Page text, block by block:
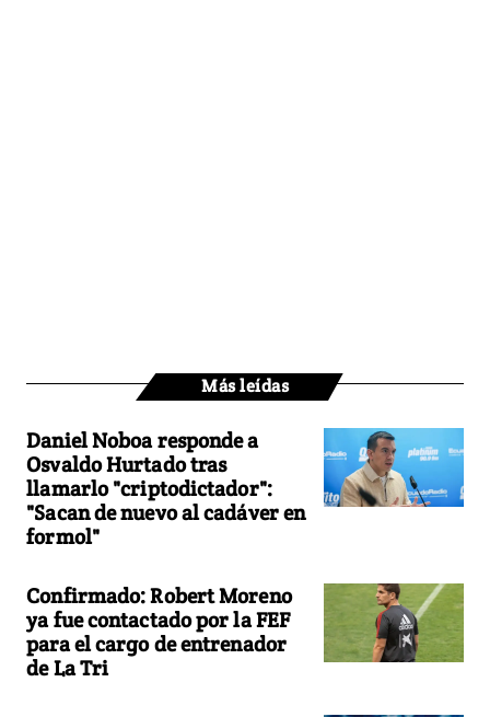
Más leídas
Daniel Noboa responde a
Osvaldo Hurtado tras
llamarlo "criptodictador":
"Sacan de nuevo al cadáver en
formol"
Confirmado: Robert Moreno
ya fue contactado por la FEF
para el cargo de entrenador
de La Tri